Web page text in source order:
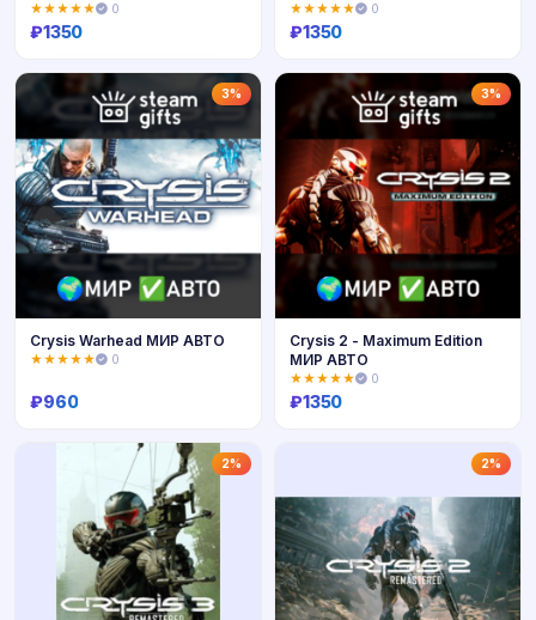
Купить
★★★★★ 0
₽1350
Купить
★★★★★ 0
₽1350
3%
Купить
Crysis Warhead МИР АВТО
★★★★★ 0
₽960
3%
Crysis 2 - Maximum Edition
МИР АВТО
★★★★★ 0
₽1350
2% 2%